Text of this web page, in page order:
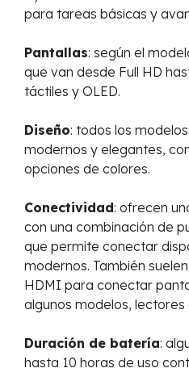
para tareas básicas y
Pantallas: según el
que van desde Full HD
táctiles y OLED.
Diseño: todos los
modernos y elegantes,
opciones de colores.
Conectividad: ofrecen
con una combinación de
que permite conectar
modernos. También
HDMI para conectar
algunos modelos, lectores
Duración de batería:
hasta 10 horas de uso